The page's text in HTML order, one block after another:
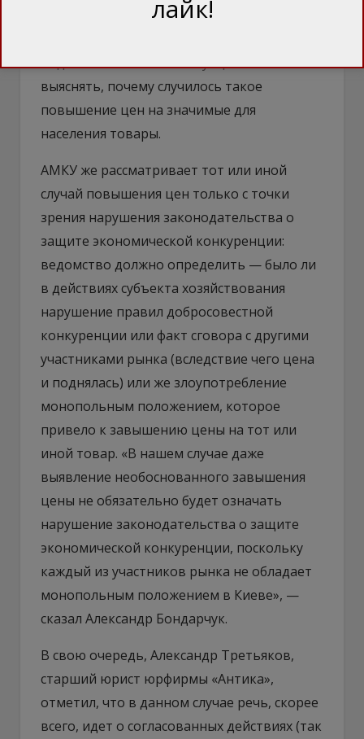
экономики, торговли и сельского
подключиться к этой ситуации и начать
выяснять, почему случилось такое
повышение цен на значимые для
населения товары.
АМКУ же рассматривает тот или иной
случай повышения цен только с точки
зрения нарушения законодательства о
защите экономической конкуренции:
ведомство должно определить — было ли
в действиях субъекта хозяйствования
нарушение правил добросовестной
конкуренции или факт сговора с другими
участниками рынка (вследствие чего цена
и поднялась) или же злоупотребление
монопольным положением, которое
привело к завышению цены на тот или
иной товар. «В нашем случае даже
выявление необоснованного завышения
цены не обязательно будет означать
нарушение законодательства о защите
экономической конкуренции, поскольку
каждый из участников рынка не обладает
монопольным положением в Киеве», —
сказал Александр Бондарчук.
В свою очередь, Александр Третьяков,
старший юрист юрфирмы «Антика»,
отметил, что в данном случае речь, скорее
всего, идет о согласованных действиях (так
лайк!